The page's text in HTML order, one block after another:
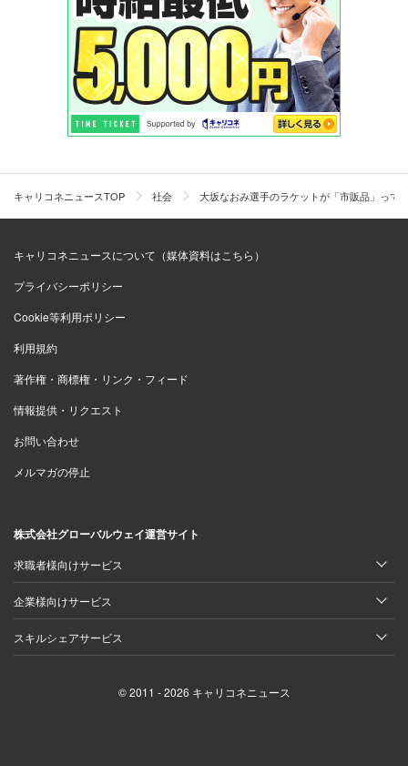
キャリコネニュースTOP 社会 大坂なおみ選手のラケットが「市販品」っ
キャリコネニュースについて（媒体資料はこちら）
プライバシーポリシー
Cookie等利用ポリシー
利用規約
著作権・商標権・リンク・フィード
情報提供・リクエスト
お問い合わせ
メルマガの停止
株式会社グローバルウェイ運営サイト
求職者様向けサービス
企業様向けサービス
スキルシェアサービス
© 2011 - 2026 キャリコネニュース